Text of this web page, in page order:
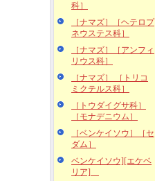
科］
［ナマズ］［ヘテロプ
ネウステス科］
［ナマズ］［アンフィ
リウス科］
［ナマズ］ ［トリコ
ミクテルス科］
［トウダイグサ科］
［モナデニウム］
［ベンケイソウ］［セ
ダム］
ベンケイソウ][エケベ
リア]